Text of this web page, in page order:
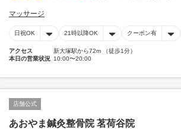
マッサージ
日祝OK 21時以降OK クーポン有
アクセス
新大塚駅から72m （徒歩1分）
本日の営業状況 10:00〜20:00
店舗公式
あおやま鍼灸整骨院 茗荷谷院